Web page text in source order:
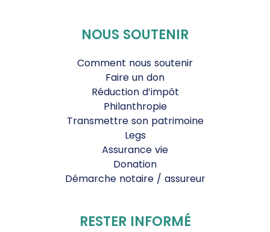
NOUS SOUTENIR
Comment nous soutenir
Faire un don
Réduction d’impôt
Philanthropie
Transmettre son patrimoine
Legs
Assurance vie
Donation
Démarche notaire / assureur
RESTER INFORMÉ